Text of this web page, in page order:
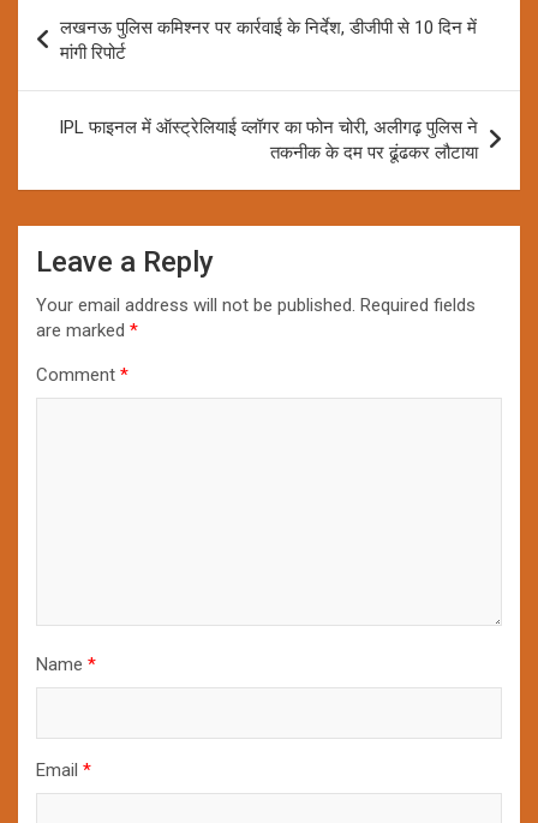
navigation
लखनऊ पुलिस कमिश्नर पर कार्रवाई के निर्देश, डीजीपी से 10 दिन में
मांगी रिपोर्ट
IPL फाइनल में ऑस्ट्रेलियाई व्लॉगर का फोन चोरी, अलीगढ़ पुलिस ने
तकनीक के दम पर ढूंढकर लौटाया
Leave a Reply
Your email address will not be published. Required fields
are marked *
Comment *
Name *
Email *